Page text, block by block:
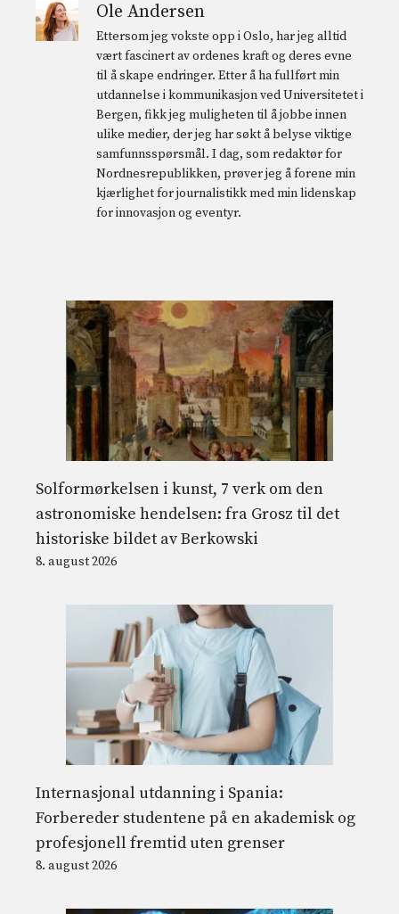
Ole Andersen
Ettersom jeg vokste opp i Oslo, har jeg alltid
vært fascinert av ordenes kraft og deres evne
til å skape endringer. Etter å ha fullført min
utdannelse i kommunikasjon ved Universitetet i
Bergen, fikk jeg muligheten til å jobbe innen
ulike medier, der jeg har søkt å belyse viktige
samfunnsspørsmål. I dag, som redaktør for
Nordnesrepublikken, prøver jeg å forene min
kjærlighet for journalistikk med min lidenskap
for innovasjon og eventyr.
Solformørkelsen i kunst, 7 verk om den
astronomiske hendelsen: fra Grosz til det
historiske bildet av Berkowski
8. august 2026
Internasjonal utdanning i Spania:
Forbereder studentene på en akademisk og
profesjonell fremtid uten grenser
8. august 2026